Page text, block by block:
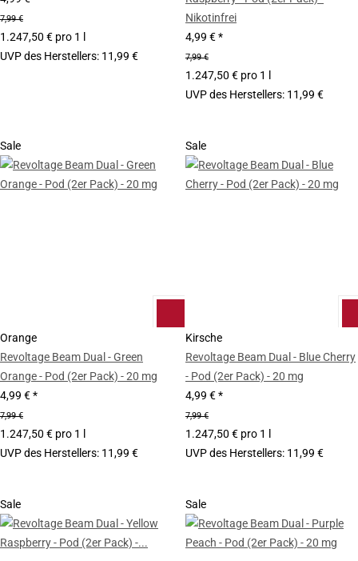
7,99 €
1.247,50 € pro 1 l
UVP des Herstellers: 11,99 €
Nikotinfrei
4,99 €*
7,99 €
1.247,50 € pro 1 l
UVP des Herstellers: 11,99 €
Sale
Orange
Revoltage Beam Dual - Green
Orange - Pod (2er Pack) - 20 mg
4,99 €*
7,99 €
1.247,50 € pro 1 l
UVP des Herstellers: 11,99 €
Sale
Kirsche
Revoltage Beam Dual - Blue Cherry
- Pod (2er Pack) - 20 mg
4,99 €*
7,99 €
1.247,50 € pro 1 l
UVP des Herstellers: 11,99 €
Sale Sale